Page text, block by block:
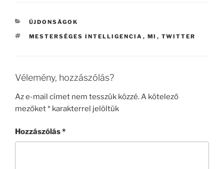
KATEGÓRIÁK
ÚJDONSÁGOK
CÍMKÉK
MESTERSÉGES INTELLIGENCIA , MI , TWITTER
Vélemény, hozzászólás?
Az e-mail címet nem tesszük közzé.A kötelező
mezőket* karakterrel jelöltük
Hozzászólás*